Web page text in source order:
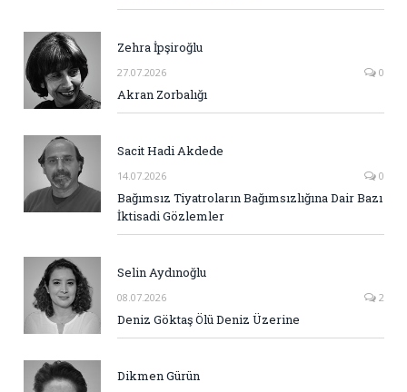
Zehra İpşiroğlu
27.07.2026 0
Akran Zorbalığı
Sacit Hadi Akdede
14.07.2026 0
Bağımsız Tiyatroların Bağımsızlığına Dair Bazı
İktisadi Gözlemler
Selin Aydınoğlu
08.07.2026 2
Deniz Göktaş Ölü Deniz Üzerine
Dikmen Gürün